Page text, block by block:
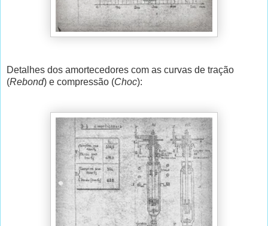
Detalhes dos amortecedores com as curvas de tração
(Rebond) e compressão (Choc):